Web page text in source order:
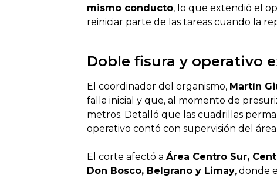
mismo conducto, lo que extendió el
reiniciar parte de las tareas cuando la
Doble fisura y operativo
El coordinador del organismo, Martín
falla inicial y que, al momento de
metros. Detalló que las cuadrillas
operativo contó con supervisión del
El corte afectó a Área Centro Sur,
Don Bosco, Belgrano y Limay, donde